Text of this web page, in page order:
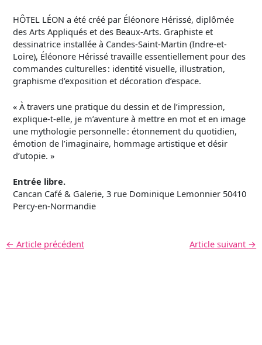
HÔTEL LÉON a été créé par Éléonore Hérissé, diplômée
des Arts Appliqués et des Beaux-Arts. Graphiste et
dessinatrice installée à Candes-Saint-Martin (Indre-et-
Loire), Éléonore Hérissé travaille essentiellement pour des
commandes culturelles : identité visuelle, illustration,
graphisme d’exposition et décoration d’espace.
« À travers une pratique du dessin et de l’impression,
explique-t-elle, je m’aventure à mettre en mot et en image
une mythologie personnelle : étonnement du quotidien,
émotion de l’imaginaire, hommage artistique et désir
d’utopie. »
Entrée libre.
Cancan Café & Galerie, 3 rue Dominique Lemonnier 50410
Percy-en-Normandie
← Article précédent Article suivant →